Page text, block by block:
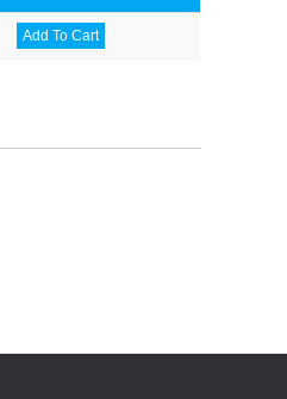
Add To Cart